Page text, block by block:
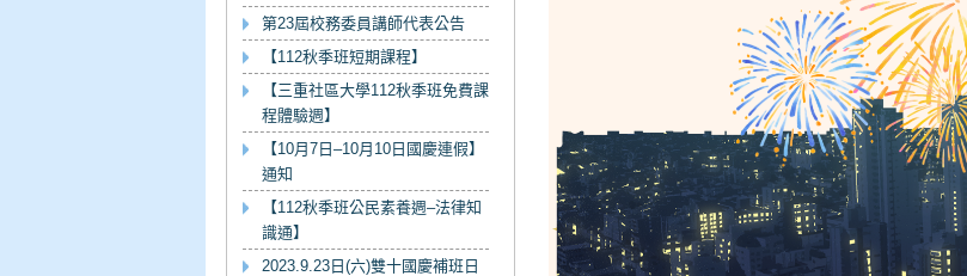
第23屆校務委員講師代表公告
【112秋季班短期課程】
【三重社區大學112秋季班免費課
程體驗週】
【10月7日–10月10日國慶連假】
通知
【112秋季班公民素養週–法律知
識通】
2023.9.23日(六)雙十國慶補班日